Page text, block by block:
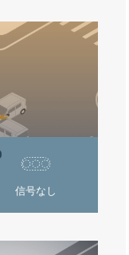
信号なし